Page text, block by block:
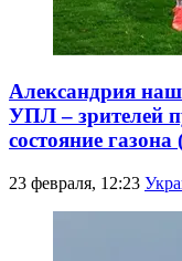
Александрия
УПЛ – зрителей
состояние
23 февраля, 12:23